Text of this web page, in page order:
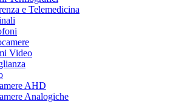
e Telemedicina
Video
AHD
Analogiche